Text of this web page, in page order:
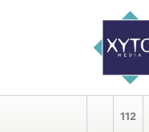
112